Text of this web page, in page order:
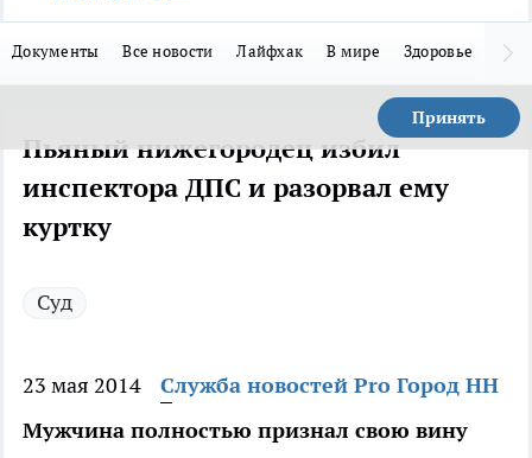
Документы Все новости Лайфхак В мире Здоровье
Принять
Пьяный нижегородец избил
инспектора ДПС и разорвал ему
куртку
Суд
23 мая 2014
Служба новостей Pro Город НН
Мужчина полностью признал свою вину